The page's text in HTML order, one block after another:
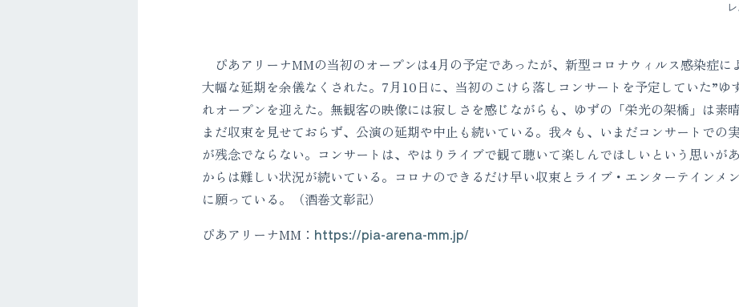
ぴあアリーナMMの当初のオープンは4月の予定であったが、新型コロナウィルス感染症に
大幅な延期を余儀なくされた。7月10日に、当初のこけら落しコンサートを予定していた”ゆ
れオープンを迎えた。無観客の映像には寂しさを感じながらも、ゆずの「栄光の架橋」は素
まだ収束を見せておらず、公演の延期や中止も続いている。我々も、いまだコンサートでの
が残念でならない。コンサートは、やはりライブで観て聴いて楽しんでほしいという思いが
からは難しい状況が続いている。コロナのできるだけ早い収束とライブ・エンターテインメ
に願っている。（酒巻文彰記）
ぴあアリーナMM： https://pia-arena-mm.jp/